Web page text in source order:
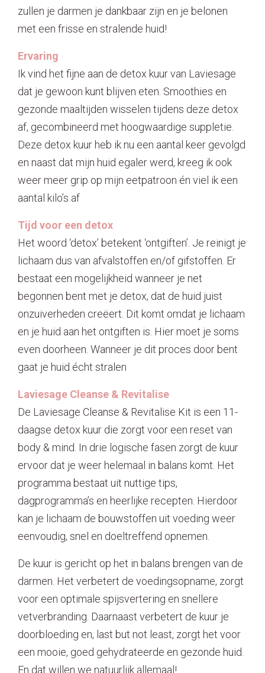
zullen je darmen je dankbaar zijn en je belonen
met een frisse en stralende huid!
Ervaring
Ik vind het fijne aan de detox kuur van Laviesage
dat je gewoon kunt blijven eten. Smoothies en
gezonde maaltijden wisselen tijdens deze detox
af, gecombineerd met hoogwaardige suppletie.
Deze detox kuur heb ik nu een aantal keer gevolgd
en naast dat mijn huid egaler werd, kreeg ik ook
weer meer grip op mijn eetpatroon én viel ik een
aantal kilo’s af
Tijd voor een detox
Het woord ‘detox’ betekent ‘ontgiften’. Je reinigt je
lichaam dus van afvalstoffen en/of gifstoffen. Er
bestaat een mogelijkheid wanneer je net
begonnen bent met je detox, dat de huid juist
onzuiverheden creëert. Dit komt omdat je lichaam
en je huid aan het ontgiften is. Hier moet je soms
even doorheen. Wanneer je dit proces door bent
gaat je huid écht stralen
Laviesage Cleanse & Revitalise
De Laviesage Cleanse & Revitalise Kit is een 11-
daagse detox kuur die zorgt voor een reset van
body & mind. In drie logische fasen zorgt de kuur
ervoor dat je weer helemaal in balans komt. Het
programma bestaat uit nuttige tips,
dagprogramma’s en heerlijke recepten. Hierdoor
kan je lichaam de bouwstoffen uit voeding weer
eenvoudig, snel en doeltreffend opnemen.
De kuur is gericht op het in balans brengen van de
darmen. Het verbetert de voedingsopname, zorgt
voor een optimale spijsvertering en snellere
vetverbranding. Daarnaast verbetert de kuur je
doorbloeding en, last but not least, zorgt het voor
een mooie, goed gehydrateerde en gezonde huid.
En dat willen we natuurlijk allemaal!